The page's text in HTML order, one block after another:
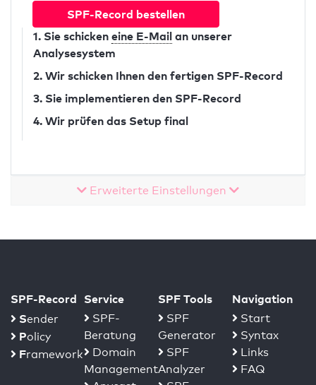
SPF-Record bestellen
1. Sie schicken eine E-Mail an unserer
Analysesystem
2. Wir schicken Ihnen den fertigen SPF-Record
3. Sie implementieren den SPF-Record
4. Wir prüfen das Setup final
Erweiterte Einstellungen
SPF-Record
Sender
Policy
Framework
Service
SPF-
Beratung
Domain
Management
SPF Tools
SPF
Generator
SPF
Analyzer
Navigation
Start
Syntax
Links
FAQ